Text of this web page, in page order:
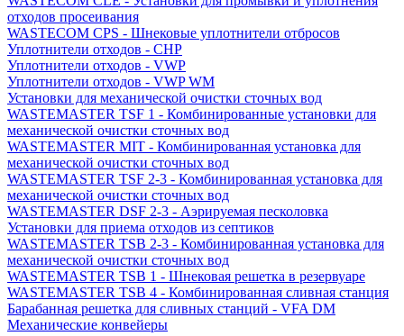
отходов просеивания
WASTECOM CPS - Шнековые уплотнители отбросов
Уплотнители отходов - CHP
Уплотнители отходов - VWP
Уплотнители отходов - VWP WM
Установки для механической очистки сточных вод
WASTEMASTER TSF 1 - Комбинированные установки для
механической очистки сточных вод
WASTEMASTER MIT - Комбинированная установка для
механической очистки сточных вод
WASTEMASTER TSF 2-3 - Комбинированная установка для
механической очистки сточных вод
WASTEMASTER DSF 2-3 - Аэрируемая песколовка
Установки для приема отходов из септиков
WASTEMASTER TSB 2-3 - Комбинированная установка для
механической очистки сточных вод
WASTEMASTER TSB 1 - Шнековая решетка в резервуаре
WASTEMASTER TSB 4 - Комбинированная сливная станция
Барабанная решетка для сливных станций - VFA DM
Механические конвейеры